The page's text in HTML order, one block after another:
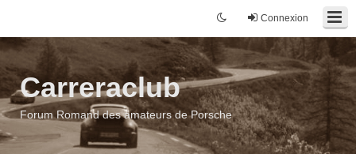
Connexion
Carreraclub
Forum Romand des amateurs de Porsche